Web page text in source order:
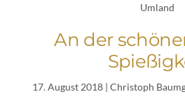
Umland
An der
17. August 2018 | Christoph